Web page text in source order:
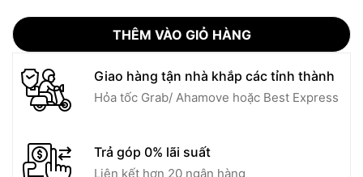
THÊM VÀO GIỎ HÀNG
Giao hàng tận nhà khắp các tỉnh thành
Hỏa tốc Grab/ Ahamove hoặc Best Express
Trả góp 0% lãi suất
Liên kết hơn 20 ngân hàng